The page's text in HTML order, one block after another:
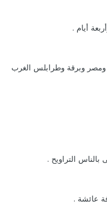
وبرقة وطرابلس الغرب